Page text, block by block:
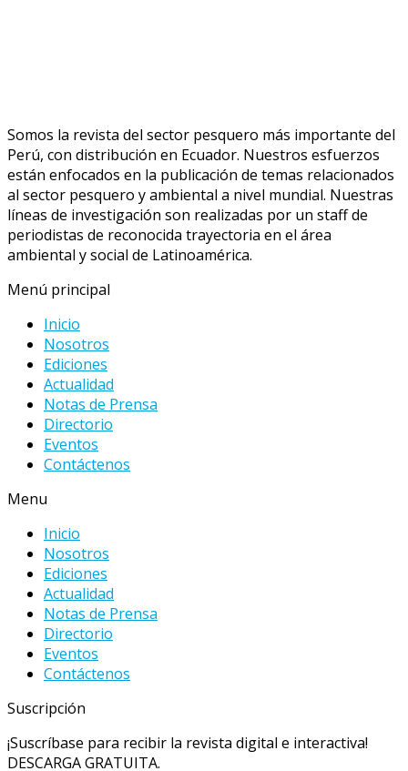
Somos la revista del sector pesquero más importante del
Perú, con distribución en Ecuador. Nuestros esfuerzos
están enfocados en la publicación de temas relacionados
al sector pesquero y ambiental a nivel mundial. Nuestras
líneas de investigación son realizadas por un staff de
periodistas de reconocida trayectoria en el área
ambiental y social de Latinoamérica.
Menú principal
Inicio
Nosotros
Ediciones
Actualidad
Notas de Prensa
Directorio
Eventos
Contáctenos
Menu
Inicio
Nosotros
Ediciones
Actualidad
Notas de Prensa
Directorio
Eventos
Contáctenos
Suscripción
¡Suscríbase para recibir la revista digital e interactiva!
DESCARGA GRATUITA.